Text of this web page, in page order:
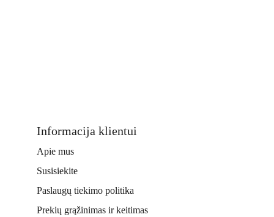
Apie mus
Prekių grąžinimas ir keitimas
Paslaugų tiekimo politika
Informacija klientui
Susisiekite